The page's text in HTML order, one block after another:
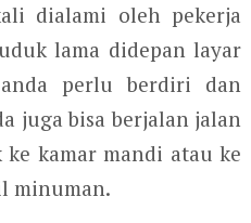
dialami oleh pekerja
lama didepan layar
perlu berdiri dan
juga bisa berjalan jalan
kamar mandi atau ke
minuman.